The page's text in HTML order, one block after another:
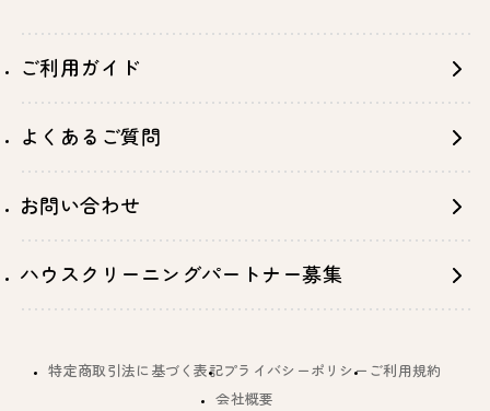
ご利用ガイド
よくあるご質問
お問い合わせ
ハウスクリーニングパートナー募集
特定商取引法に基づく表記プライバシーポリシー ご利用規約
会社概要